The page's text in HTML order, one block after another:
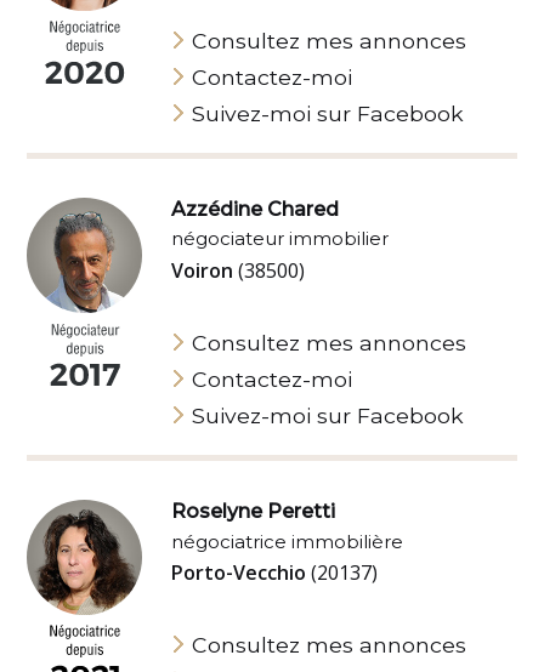
Consultez mes annonces
Contactez-moi
Suivez-moi sur Facebook
Azzédine Chared
négociateur immobilier
Voiron(38500)
Consultez mes annonces
Contactez-moi
Suivez-moi sur Facebook
Roselyne Peretti
négociatrice immobilière
Porto-Vecchio(20137)
Consultez mes annonces